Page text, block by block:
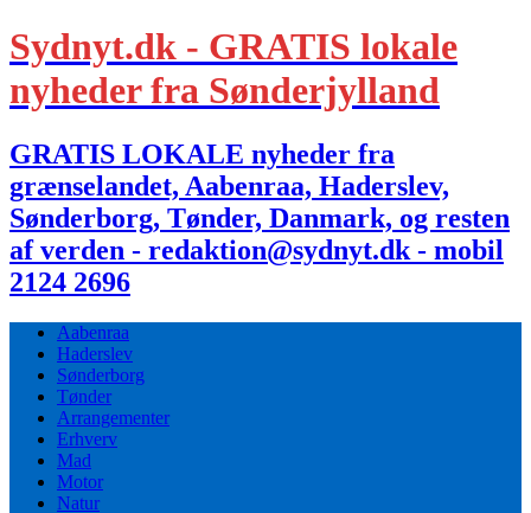
Sydnyt.dk - GRATIS lokale
nyheder fra Sønderjylland
GRATIS LOKALE nyheder fra
grænselandet, Aabenraa, Haderslev,
Sønderborg, Tønder, Danmark, og resten
af verden - redaktion@sydnyt.dk - mobil
2124 2696
Aabenraa
Haderslev
Sønderborg
Tønder
Arrangementer
Erhverv
Mad
Motor
Natur